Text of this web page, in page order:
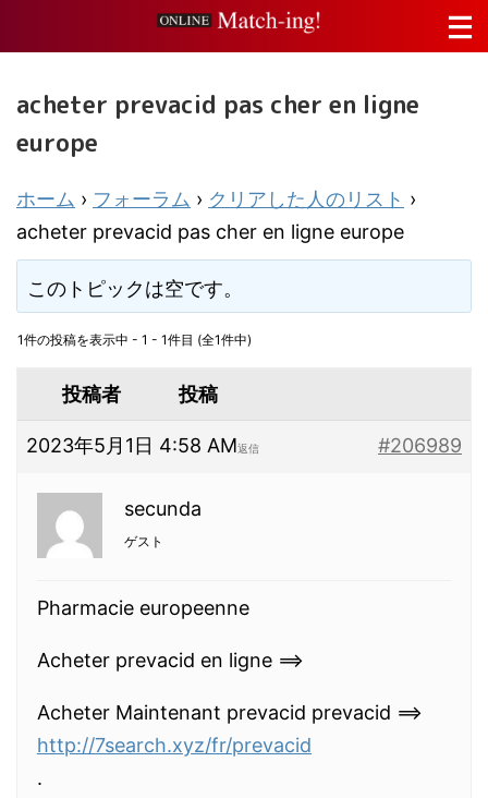
acheter prevacid pas cher en ligne
europe
ホーム › フォーラム › クリアした人のリスト ›
acheter prevacid pas cher en ligne europe
このトピックは空です。
1件の投稿を表示中 - 1 - 1件目 (全1件中)
投稿者 投稿
2023年5月1日 4:58 AM #206989
返信
secunda
ゲスト
Pharmacie europeenne
Acheter prevacid en ligne ==>
Acheter Maintenant prevacid prevacid ==>
http://7search.xyz/fr/prevacid
.